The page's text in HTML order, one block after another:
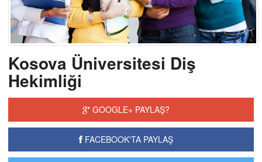
Kosova Üniversitesi Diş
Hekimliği
GOOGLE+ PAYLAŞ?
FACEBOOK'TA PAYLAŞ